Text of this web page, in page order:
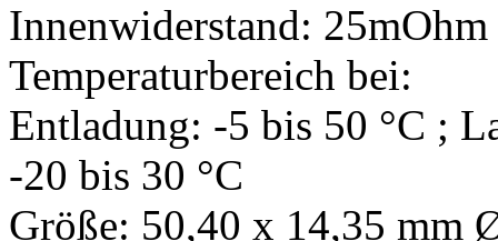
Innenwiderstand:
Temperaturbereich bei:
Entladung: -5 bis 50 °C ;
-20 bis 30 °C
Größe: 50,40 x 14,35 mm